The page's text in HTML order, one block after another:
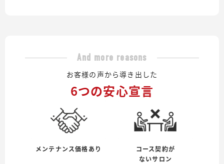
And more reasons
お客様の声から導き出した
6つの安心宣言
メンテナンス価格あり
コース契約が
ないサロン